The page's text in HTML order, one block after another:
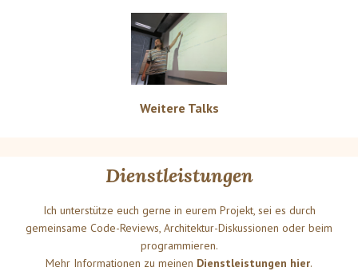
Weitere Talks
Dienstleistungen
Ich unterstütze euch gerne in eurem Projekt, sei es durch
gemeinsame Code-Reviews, Architektur-Diskussionen oder beim
programmieren.
Mehr Informationen zu meinen Dienstleistungen hier.